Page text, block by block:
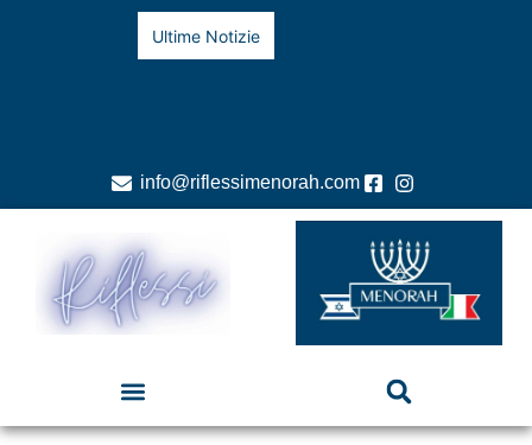
Ultime Notizie
info@riflessimenorah.com